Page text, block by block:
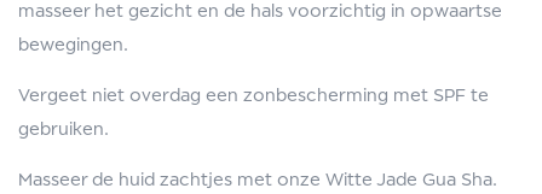
masseer het gezicht en de hals voorzichtig in opwaartse
bewegingen.
Vergeet niet overdag een zonbescherming met SPF te
gebruiken.
Masseer de huid zachtjes met onze Witte Jade Gua Sha.